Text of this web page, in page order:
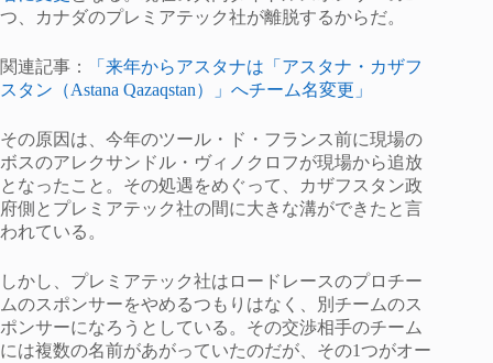
つ、カナダのプレミアテック社が離脱するからだ。
関連記事：
「来年からアスタナは「アスタナ・カザフ
スタン（Astana Qazaqstan）」へチーム名変更」
その原因は、今年のツール・ド・フランス前に現場の
ボスのアレクサンドル・ヴィノクロフが現場から追放
となったこと。その処遇をめぐって、カザフスタン政
府側とプレミアテック社の間に大きな溝ができたと言
われている。
しかし、プレミアテック社はロードレースのプロチー
ムのスポンサーをやめるつもりはなく、別チームのス
ポンサーになろうとしている。その交渉相手のチーム
には複数の名前があがっていたのだが、その1つがオー